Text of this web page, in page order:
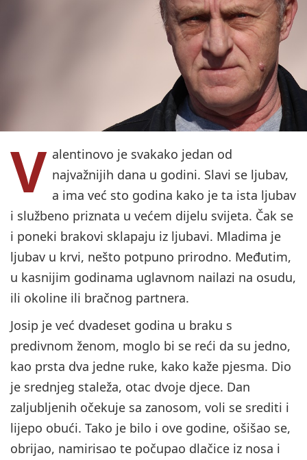
V alentinovo je svakako jedan od
najvažnijih dana u godini. Slavi se ljubav,
a ima već sto godina kako je ta ista ljubav
i službeno priznata u većem dijelu svijeta. Čak se
i poneki brakovi sklapaju iz ljubavi. Mladima je
ljubav u krvi, nešto potpuno prirodno. Međutim,
u kasnijim godinama uglavnom nailazi na osudu,
ili okoline ili bračnog partnera.
Josip je već dvadeset godina u braku s
predivnom ženom, moglo bi se reći da su jedno,
kao prsta dva jedne ruke, kako kaže pjesma. Dio
je srednjeg staleža, otac dvoje djece. Dan
zaljubljenih očekuje sa zanosom, voli se srediti i
lijepo obući. Tako je bilo i ove godine, ošišao se,
obrijao, namirisao te počupao dlačice iz nosa i